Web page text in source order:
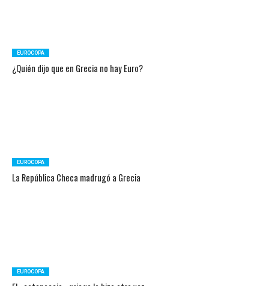
EUROCOPA
¿Quién dijo que en Grecia no hay Euro?
EUROCOPA
La República Checa madrugó a Grecia
EUROCOPA